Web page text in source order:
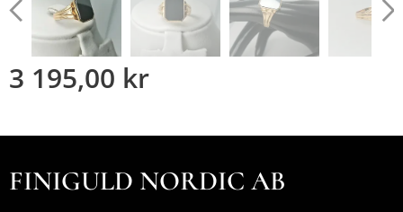
3 195,00 kr
FINIGULD NORDIC AB